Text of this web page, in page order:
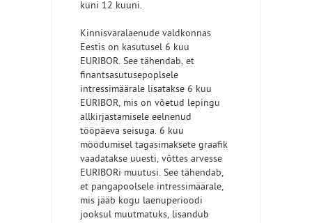
kuni 12 kuuni.
Kinnisvaralaenude valdkonnas
Eestis on kasutusel 6 kuu
EURIBOR. See tähendab, et
finantsasutusepoplsele
intressimäärale lisatakse 6 kuu
EURIBOR, mis on võetud lepingu
allkirjastamisele eelnenud
tööpäeva seisuga. 6 kuu
möödumisel tagasimaksete graafik
vaadatakse uuesti, võttes arvesse
EURIBORi muutusi. See tähendab,
et pangapoolsele intressimäärale,
mis jääb kogu laenuperioodi
jooksul muutmatuks, lisandub